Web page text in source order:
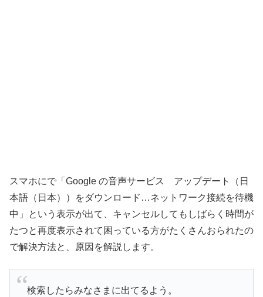
スマホにで「Google の音声サービス アップデート（日
本語（日本））をダウンロード…ネットワーク接続を待機
中」という表示が出て、キャンセルしてもしばらく時間が
たつと再度表示されて困っている方がたくさんおられたの
で解決方法と、原因を解説します。
検索したらみなさまに出てるよう。